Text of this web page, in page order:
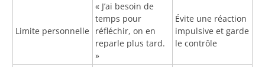
Limite personnelle
« J’ai besoin de
temps pour
réfléchir, on en
reparle plus tard.
»
Évite une réaction
impulsive et garde
le contrôle